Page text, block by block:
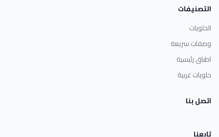
التصنيفات
الحلويات
وصفات سريعة
اطباق رئيسية
حلويات غربية
اتصل بنا
تابعنا